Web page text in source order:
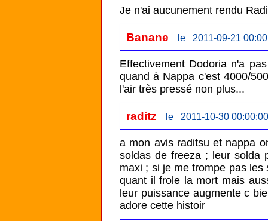
Je n'ai aucunement rendu
Banane le 2011-09-21
Effectivement Dodoria n'a
quand à Nappa c'est 4000/
l'air très pressé non plus...
raditz le 2011-10-30 00:00:00
a mon avis raditsu et nappa
soldas de freeza ; leur solda
maxi ; si je me trompe pas
quant il frole la mort mais
leur puissance augmente c
adore cette histoir